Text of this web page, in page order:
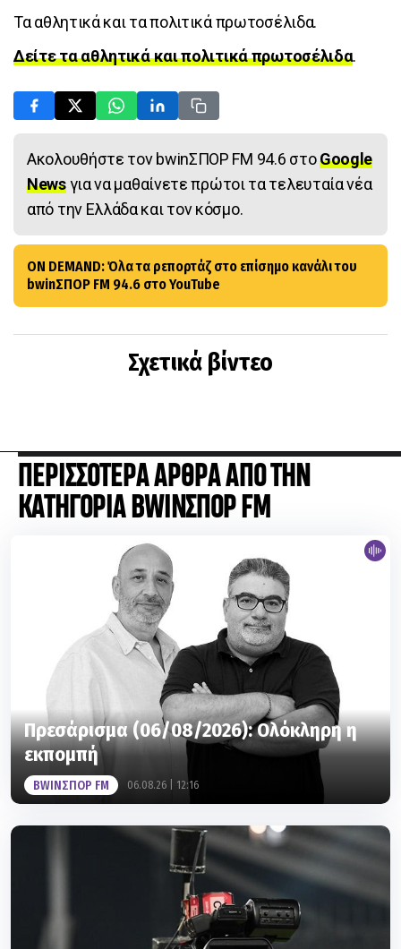
Τα αθλητικά και τα πολιτικά πρωτοσέλιδα.
Δείτε τα αθλητικά και πολιτικά πρωτοσέλιδα.
Ακολουθήστε τον bwinΣΠΟΡ FM 94.6 στοGoogle
Newsγια να μαθαίνετε πρώτοι τα τελευταία νέα
από την Ελλάδα και τον κόσμο.
ON DEMAND: Όλα τα ρεπορτάζ στο επίσημο κανάλι του
bwinΣΠΟΡ FM 94.6 στο YouTube
Σχετικά βίντεο
ΠΕΡΙΣΣΟΤΕΡΑ ΑΡΘΡΑ ΑΠΟ ΤΗΝ
ΚΑΤΗΓΟΡΙΑ BWINΣΠΟΡ FM
Πρεσάρισμα (06/08/2026): Ολόκληρη η
εκπομπή
BWINΣΠΟΡ FM 06.08.26 | 12:16